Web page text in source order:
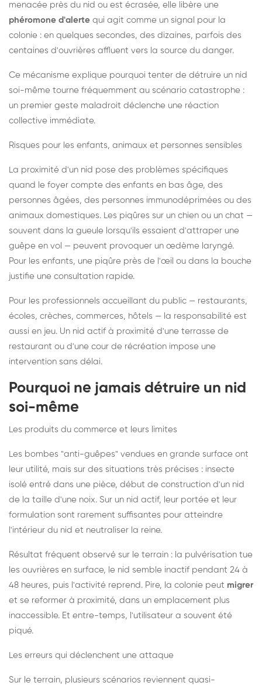
menacée près du nid ou est écrasée, elle libère une
phéromone d'alerte qui agit comme un signal pour la
colonie : en quelques secondes, des dizaines, parfois des
centaines d'ouvrières affluent vers la source du danger.
Ce mécanisme explique pourquoi tenter de détruire un nid
soi-même tourne fréquemment au scénario catastrophe :
un premier geste maladroit déclenche une réaction
collective immédiate.
Risques pour les enfants, animaux et personnes sensibles
La proximité d'un nid pose des problèmes spécifiques
quand le foyer compte des enfants en bas âge, des
personnes âgées, des personnes immunodéprimées ou des
animaux domestiques. Les piqûres sur un chien ou un chat —
souvent dans la gueule lorsqu'ils essaient d'attraper une
guêpe en vol — peuvent provoquer un œdème laryngé.
Pour les enfants, une piqûre près de l'œil ou dans la bouche
justifie une consultation rapide.
Pour les professionnels accueillant du public — restaurants,
écoles, crèches, commerces, hôtels — la responsabilité est
aussi en jeu. Un nid actif à proximité d'une terrasse de
restaurant ou d'une cour de récréation impose une
intervention sans délai.
Pourquoi ne jamais détruire un nid
soi-même
Les produits du commerce et leurs limites
Les bombes "anti-guêpes" vendues en grande surface ont
leur utilité, mais sur des situations très précises : insecte
isolé entré dans une pièce, début de construction d'un nid
de la taille d'une noix. Sur un nid actif, leur portée et leur
formulation sont rarement suffisantes pour atteindre
l'intérieur du nid et neutraliser la reine.
Résultat fréquent observé sur le terrain : la pulvérisation tue
les ouvrières en surface, le nid semble inactif pendant 24 à
48 heures, puis l'activité reprend. Pire, la colonie peut migrer
et se reformer à proximité, dans un emplacement plus
inaccessible. Et entre-temps, l'utilisateur a souvent été
piqué.
Les erreurs qui déclenchent une attaque
Sur le terrain, plusieurs scénarios reviennent quasi-